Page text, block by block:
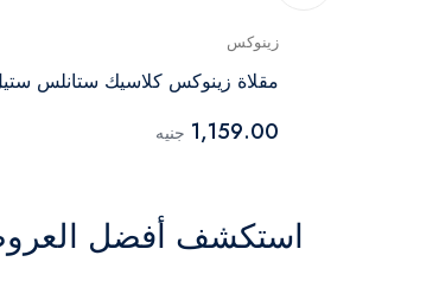
زينوكس
مقلاة زينوكس كلاسيك ستانلس ستيل -
1,159.00 جنيه
استكشف أفضل